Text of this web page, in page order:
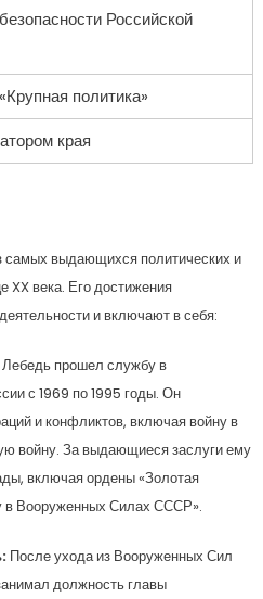
Российской
политика»
края
выдающихся политических и
XX века. Его достижения
и включают в себя:
прошел службу в
с 1969 по 1995 годы. Он
и конфликтов, включая войну в
войну. За выдающиеся заслуги ему
включая ордены «Золотая
в Вооруженных Силах СССР».
После ухода из Вооруженных Сил
должность главы